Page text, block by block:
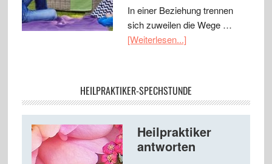
In einer Beziehung trennen
sich zuweilen die Wege …
[Weiterlesen...]
HEILPRAKTIKER-SPECHSTUNDE
Heilpraktiker
antworten